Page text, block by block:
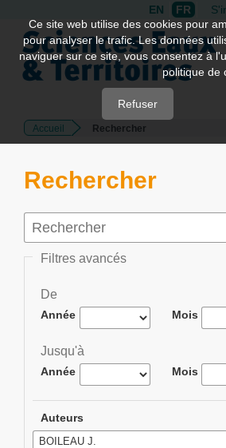
Quick
jump
page
Main
Content
EN FR
Accueil Rechercher
Rechercher
Filtres avancés
De
Année Mois
Jusqu'à
Année Mois
Auteurs
Ce site web utilise des cookies pour
pour analyser le trafic. Les données
naviguer sur ce site, vous consentez à
politique de
Refuser